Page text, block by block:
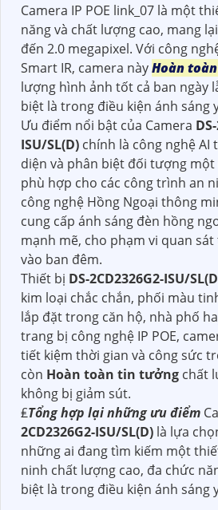
Camera IP POE link_07 là một
năng và chất lượng cao, mang
đến 2.0 megapixel. Với công
Smart IR, camera nàyHoàn
lượng hình ảnh tốt cả ban ngày
biệt là trong điều kiện ánh sáng
Ưu điểm nổi bật của Camera
ISU/SL(D) chính là công nghệ AI
diện và phân biệt đối tượng một
phù hợp cho các công trình an
công nghệ Hồng Ngoại thông
cung cấp ánh sáng đèn hồng
mạnh mẽ, cho phạm vi quan
vào ban đêm.
Thiết bị DS-2CD2326G2-ISU/
kim loại chắc chắn, phối màu
lắp đặt trong căn hộ, nhà phố
trang bị công nghệ IP POE,
tiết kiệm thời gian và công sức
còn Hoàn toàn tin tưởng chất
không bị giảm sút.
₤Tổng hợp lại những ưu điểm
2CD2326G2-ISU/SL(D) là lựa
những ai đang tìm kiếm một
ninh chất lượng cao, đa chức
biệt là trong điều kiện ánh sáng